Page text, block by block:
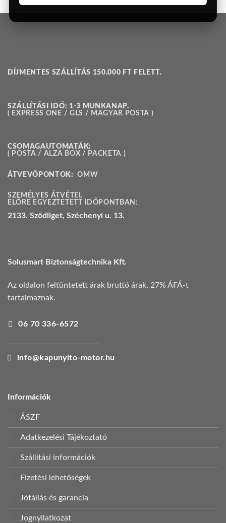
DÍJMENTES SZÁLLÍTÁS 150.000 FT FELETT.
SZÁLLÍTÁSI IDŐ: 1-3 MUNKANAP.
( EXPRESS ONE / GLS / MAGYAR POSTA )
CSOMAGAUTOMATÁK:
( POSTA / ALZA BOX / PACKETA )
ÁTVEVŐPONTOK:OMW
SZEMÉLYES ÁTVÉTEL
ELŐRE EGYEZTETETT IDŐPONTBAN:
2133. Sződliget, Széchenyi u. 13.
Solusmart Biztonságtechnika Kft.
Az oldalon feltüntetett árak bruttó árak, 27% ÁFÁ-t
tartalmaznak.
06 70 336-6572
info@kapunyito-motor.hu
Információk
ÁSZF
Adatkezelési Tájékoztató
Szállítási információk
Fizetési lehetőségek
Jótállás és garancia
Jognyilatkozat